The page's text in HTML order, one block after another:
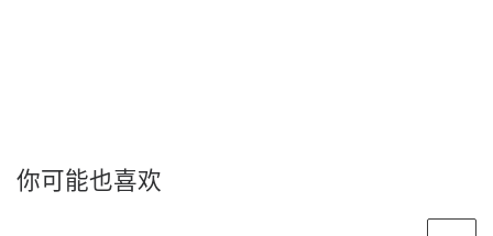
你可能也喜欢